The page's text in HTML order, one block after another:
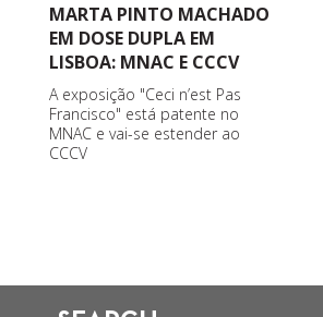
MARTA PINTO MACHADO
EM DOSE DUPLA EM
LISBOA: MNAC E CCCV
A exposição "Ceci n’est Pas
Francisco" está patente no
MNAC e vai-se estender ao
CCCV